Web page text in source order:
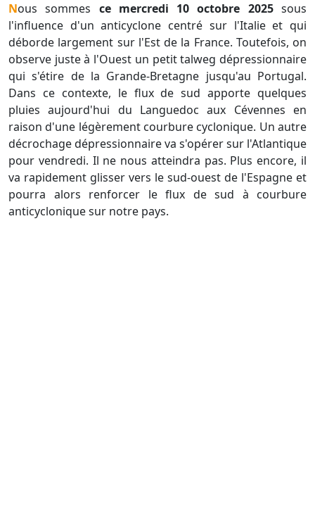
Nous sommes ce mercredi 10 octobre 2025sous
l'influence d'un anticyclone centré sur l'Italie et qui
déborde largement sur l'Est de la France. Toutefois, on
observe juste à l'Ouest un petit talweg dépressionnaire
qui s'étire de la Grande-Bretagne jusqu'au Portugal.
Dans ce contexte, le flux de sud apporte quelques
pluies aujourd'hui du Languedoc aux Cévennes en
raison d'une légèrement courbure cyclonique. Un autre
décrochage dépressionnaire va s'opérer sur l'Atlantique
pour vendredi. Il ne nous atteindra pas. Plus encore, il
va rapidement glisser vers le sud-ouest de l'Espagne et
pourra alors renforcer le flux de sud à courbure
anticyclonique sur notre pays.